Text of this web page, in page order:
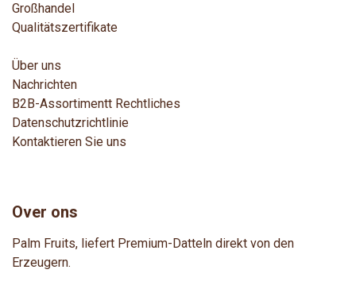
Großhandel
Qualitätszertifikate
Über uns
Nachrichten
B2B-Assortimentt Rechtliches
Datenschutzrichtlinie
Kontaktieren Sie uns
Over ons
Palm Fruits, liefert Premium-Datteln direkt von den
Erzeugern.